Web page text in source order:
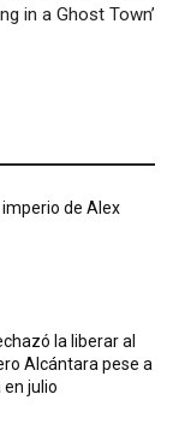
in a Ghost Town’
imperio de Alex
la liberar al
Alcántara pese a
julio